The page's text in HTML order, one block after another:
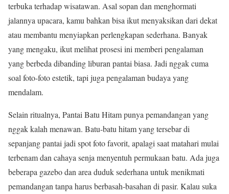
terbuka terhadap wisatawan. Asal sopan dan menghormati
jalannya upacara, kamu bahkan bisa ikut menyaksikan dari dekat
atau membantu menyiapkan perlengkapan sederhana. Banyak
yang mengaku, ikut melihat prosesi ini memberi pengalaman
yang berbeda dibanding liburan pantai biasa. Jadi nggak cuma
soal foto-foto estetik, tapi juga pengalaman budaya yang
mendalam.
Selain ritualnya, Pantai Batu Hitam punya pemandangan yang
nggak kalah menawan. Batu-batu hitam yang tersebar di
sepanjang pantai jadi spot foto favorit, apalagi saat matahari mulai
terbenam dan cahaya senja menyentuh permukaan batu. Ada juga
beberapa gazebo dan area duduk sederhana untuk menikmati
pemandangan tanpa harus berbasah-basahan di pasir. Kalau suka